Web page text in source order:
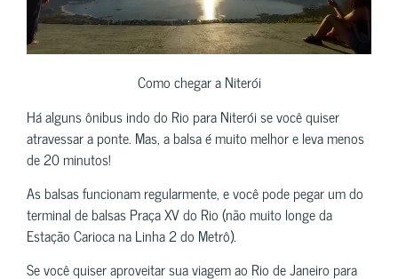
Como chegar a Niterói
Há alguns ônibus indo do Rio para Niterói se você quiser
atravessar a ponte. Mas, a balsa é muito melhor e leva menos
de 20 minutos!
As balsas funcionam regularmente, e você pode pegar um do
terminal de balsas Praça XV do Rio (não muito longe da
Estação Carioca na Linha 2 do Metrô).
Se você quiser aproveitar sua viagem ao Rio de Janeiro para